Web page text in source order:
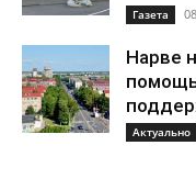
Газета
Нарве
Актуально